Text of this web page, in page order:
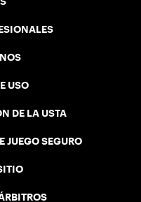
USO
DE LA USTA
JUEGO SEGURO